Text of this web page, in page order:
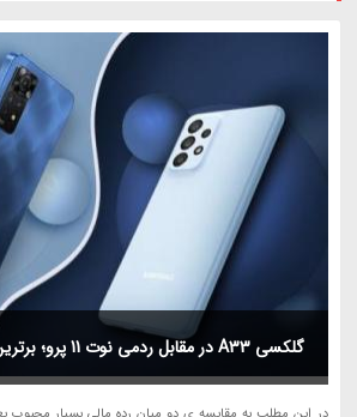
گلکسی A33 در مقابل ردمی نوت 11 پرو؛ برترین مالی های بازار